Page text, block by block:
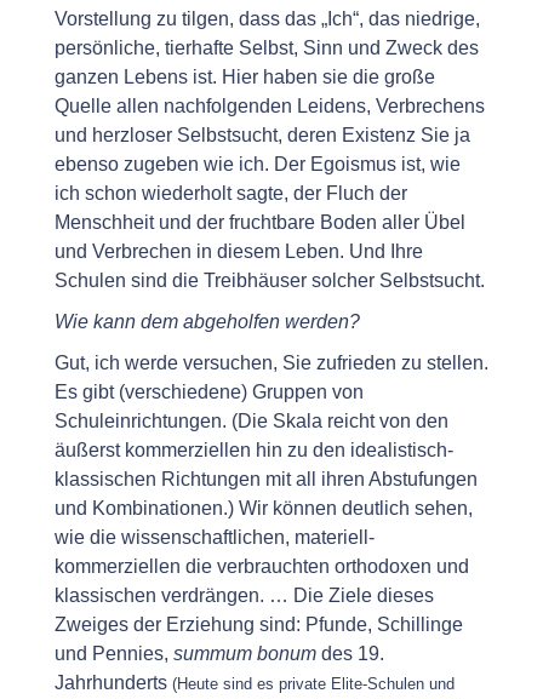
Vorstellung zu tilgen, dass das „Ich“, das niedrige,
persönliche, tierhafte Selbst, Sinn und Zweck des
ganzen Lebens ist. Hier haben sie die große
Quelle allen nachfolgenden Leidens, Verbrechens
und herzloser Selbstsucht, deren Existenz Sie ja
ebenso zugeben wie ich. Der Egoismus ist, wie
ich schon wiederholt sagte, der Fluch der
Menschheit und der fruchtbare Boden aller Übel
und Verbrechen in diesem Leben. Und Ihre
Schulen sind die Treibhäuser solcher Selbstsucht.
Wie kann dem abgeholfen werden?
Gut, ich werde versuchen, Sie zufrieden zu stellen.
Es gibt (verschiedene) Gruppen von
Schuleinrichtungen. (Die Skala reicht von den
äußerst kommerziellen hin zu den idealistisch-
klassischen Richtungen mit all ihren Abstufungen
und Kombinationen.) Wir können deutlich sehen,
wie die wissenschaftlichen, materiell-
kommerziellen die verbrauchten orthodoxen und
klassischen verdrängen. … Die Ziele dieses
Zweiges der Erziehung sind: Pfunde, Schillinge
und Pennies, summum bonum des 19.
Jahrhunderts (Heute sind es private Elite-Schulen und